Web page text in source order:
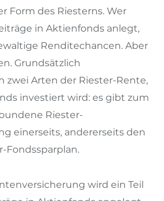
Form des Riesterns. Wer
in Aktienfonds anlegt,
Renditechancen. Aber
Grundsätzlich
zwei Arten der Riester-Rente,
investiert wird: es gibt zum
Riester-
einerseits, andererseits den
Fondssparplan.
wird ein Teil